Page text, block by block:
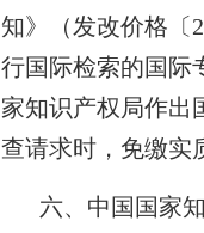
知》（发改价格〔
行国际检索的国际
家知识产权局作出
查请求时，免缴实
六、中国国家